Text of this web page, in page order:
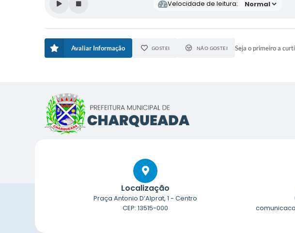
Velocidade de leitura:
Avaliar Informação GOSTEI NÃO GOSTEI Seja o primeiro a
Localização
Praça Antonio D’Alprat, 1 - Centro
CEP: 13515-000